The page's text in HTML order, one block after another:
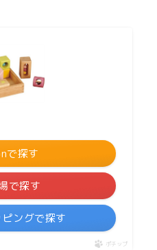
で探す
で探す
ングで探す
ポチップ